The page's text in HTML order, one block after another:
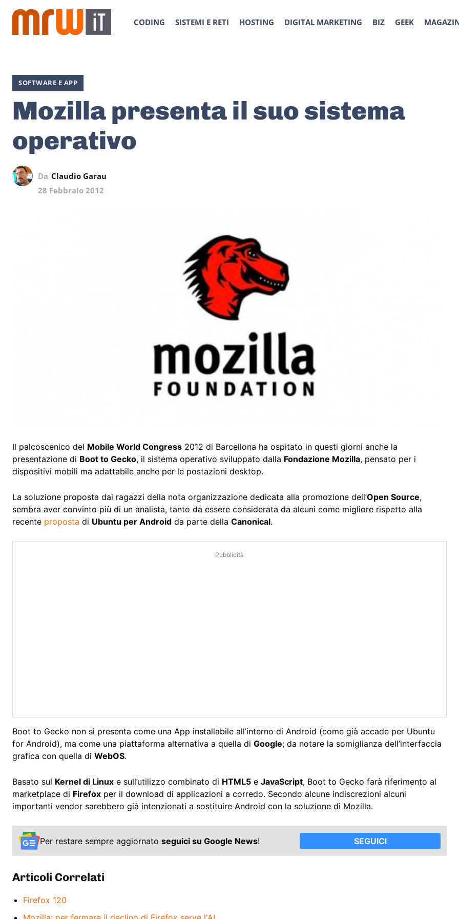
CODING SISTEMI E RETI HOSTING DIGITAL MARKETING BIZ GEEK
SOFTWARE E APP
Mozilla presenta il suo sistema
operativo
Da Claudio Garau
28 Febbraio 2012
Il palcoscenico del Mobile World Congress 2012 di Barcellona ha ospitato in questi giorni anche la
presentazione di Boot to Gecko, il sistema operativo sviluppato dalla Fondazione Mozilla, pensato per i
dispositivi mobili ma adattabile anche per le postazioni desktop.
La soluzione proposta dai ragazzi della nota organizzazione dedicata alla promozione dell’Open Source,
sembra aver convinto più di un analista, tanto da essere considerata da alcuni come migliore rispetto alla
recente proposta di Ubuntu per Android da parte della Canonical.
Pubblicità
Boot to Gecko non si presenta come una App installabile all’interno di Android (come già accade per Ubuntu
for Android), ma come una piattaforma alternativa a quella di Google; da notare la somiglianza dell’interfaccia
grafica con quella di WebOS.
Basato sul Kernel di Linux e sull’utilizzo combinato di HTML5 e JavaScript, Boot to Gecko farà riferimento al
marketplace di Firefox per il download di applicazioni a corredo. Secondo alcune indiscrezioni alcuni
importanti vendor sarebbero già intenzionati a sostituire Android con la soluzione di Mozilla.
Per restare sempre aggiornato seguici su Google News! SEGUICI
Articoli Correlati
Firefox 120